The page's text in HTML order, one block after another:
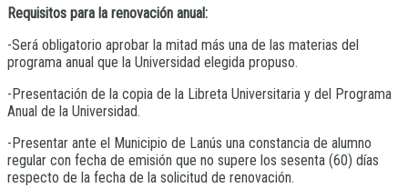
Requisitos para la renovación anual:
-Será obligatorio aprobar la mitad más una de las materias del
programa anual que la Universidad elegida propuso.
-Presentación de la copia de la Libreta Universitaria y del Programa
Anual de la Universidad.
-Presentar ante el Municipio de Lanús una constancia de alumno
regular con fecha de emisión que no supere los sesenta (60) días
respecto de la fecha de la solicitud de renovación.